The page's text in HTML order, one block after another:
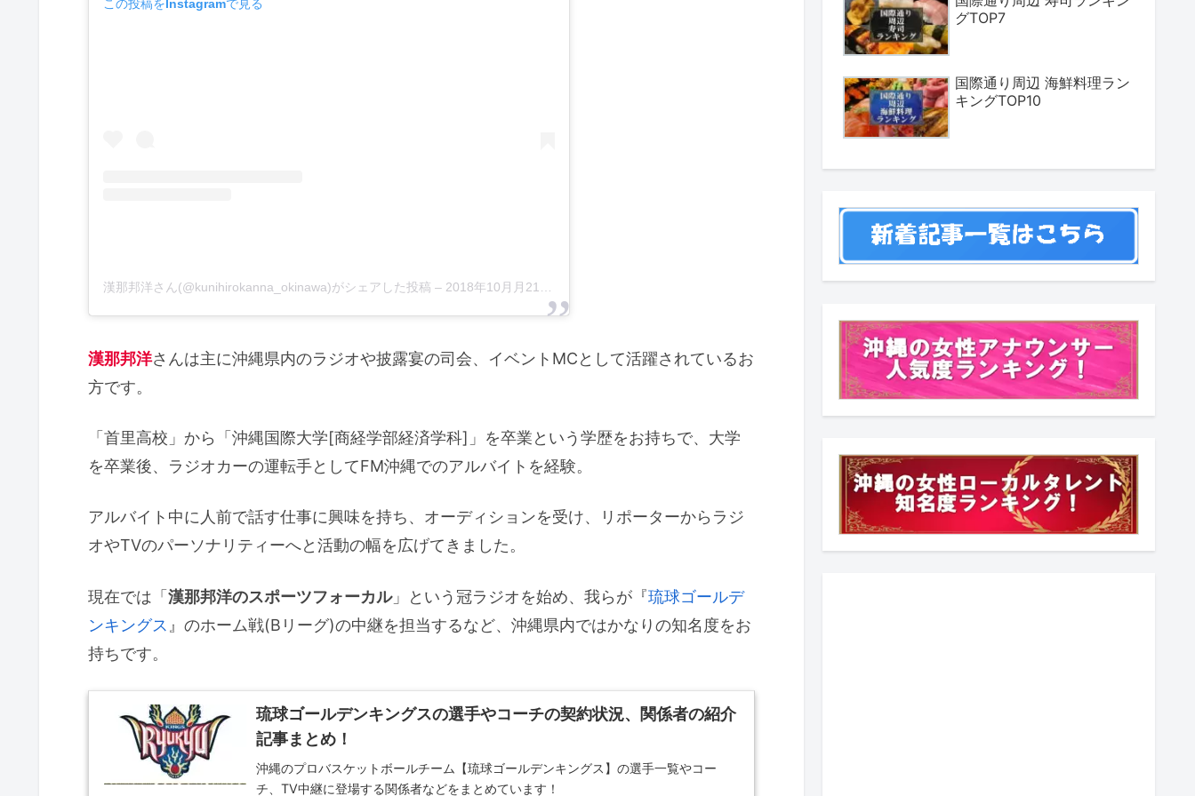
この投稿をInstagramで見る
漢那邦洋さん(@kunihirokanna_okinawa)がシェアした投稿 – 2018年10月月21日午前7時07分PDT
漢那邦洋さんは主に沖縄県内のラジオや披露宴の司会、イベントMCとして活躍されているお
方です。
「首里高校」から「沖縄国際大学[商経学部経済学科]」を卒業という学歴をお持ちで、大学
を卒業後、ラジオカーの運転手としてFM沖縄でのアルバイトを経験。
アルバイト中に人前で話す仕事に興味を持ち、オーディションを受け、リポーターからラジ
オやTVのパーソナリティーへと活動の幅を広げてきました。
現在では「漢那邦洋のスポーツフォーカル」という冠ラジオを始め、我らが『琉球ゴールデ
ンキングス 』のホーム戦(Bリーグ)の中継を担当するなど、沖縄県内ではかなりの知名度をお
持ちです。
琉球ゴールデンキングスの選手やコーチの契約状況、関係者の紹介
記事まとめ！
沖縄のプロバスケットボールチーム【琉球ゴールデンキングス】の選手一覧やコー
チ、TV中継に登場する関係者などをまとめています！
グTOP7
国際通り周辺 海鮮料理ラン
キングTOP10